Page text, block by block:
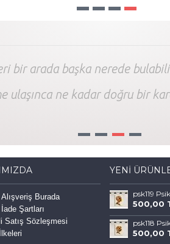
bir arada başka nerede
ulaşınca ne kadar doğru bir
1 2 3 4
Burada
Şartları
Satış Sözleşmesi
YENI
500,00
500,00